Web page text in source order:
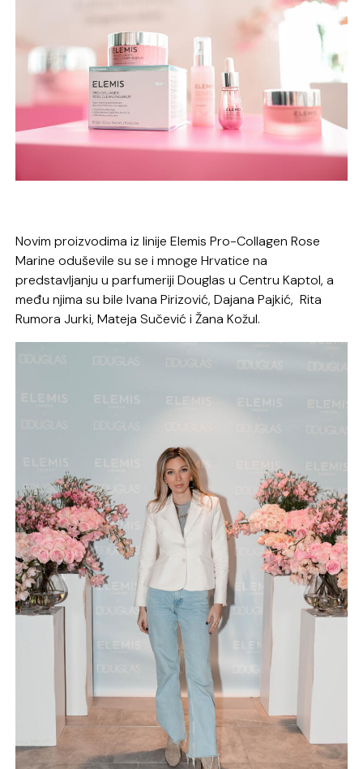
Novim proizvodima iz linije Elemis Pro-Collagen Rose
Marine oduševile su se i mnoge Hrvatice na
predstavljanju u parfumeriji Douglas u Centru Kaptol, a
među njima su bile Ivana Pirizović, Dajana Pajkić, Rita
Rumora Jurki, Mateja Sučević i Žana Kožul.